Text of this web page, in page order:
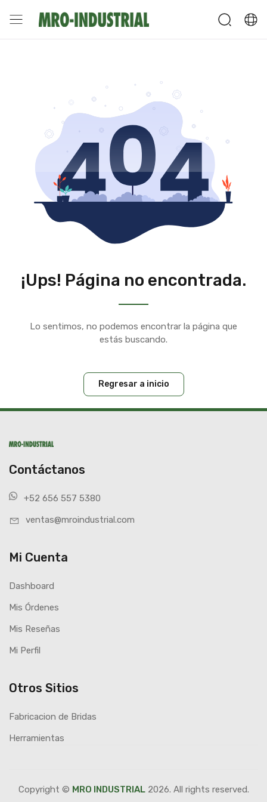
¡Ups! Página no encontrada.
Lo sentimos, no podemos encontrar la página que
estás buscando.
Regresar a inicio
Contáctanos
+52 656 557 5380
ventas@mroindustrial.com
Mi Cuenta
Dashboard
Mis Órdenes
Mis Reseñas
Mi Perfil
Otros Sitios
Fabricacion de Bridas
Herramientas
Copyright © MRO INDUSTRIAL2026. All rights reserved.